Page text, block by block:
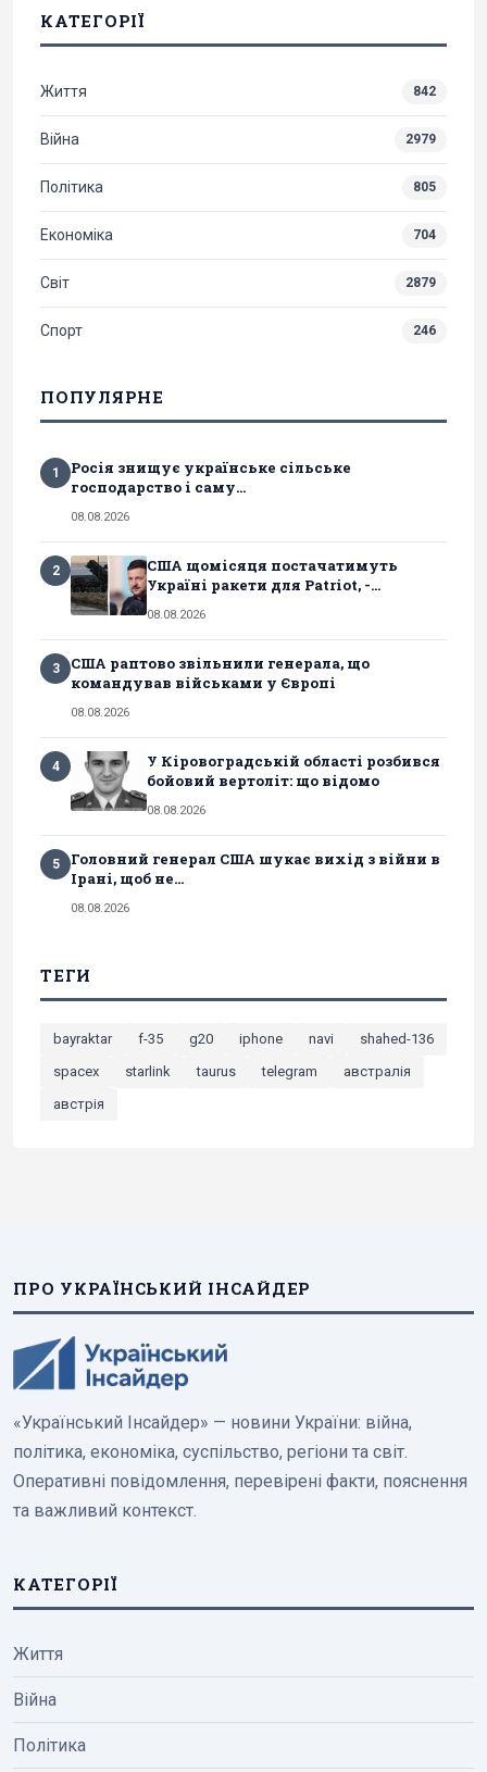
КАТЕГОРІЇ
Життя 842
Війна 2979
Політика 805
Економіка 704
Світ 2879
Спорт 246
ПОПУЛЯРНЕ
1
Росія знищує українське сільське
господарство і саму...
08.08.2026
2
США щомісяця постачатимуть
Україні ракети для Patriot, -...
08.08.2026
3
США раптово звільнили генерала, що
командував військами у Європі
08.08.2026
4
У Кіровоградській області розбився
бойовий вертоліт: що відомо
08.08.2026
5
Головний генерал США шукає вихід з війни в
Ірані, щоб не...
08.08.2026
ТЕГИ
bayraktar f-35 g20 iphone navi
shahed-136
spacex
starlink taurus telegram
австралія
австрія
ПРО УКРАЇНСЬКИЙ ІНСАЙДЕР
«Український Інсайдер» — новини України: війна,
політика, економіка, суспільство, регіони та світ.
Оперативні повідомлення, перевірені факти, пояснення
та важливий контекст.
КАТЕГОРІЇ
Життя
Війна
Політика